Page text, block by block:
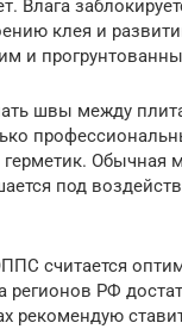
Влага
клея и
и
швы между
Обычная
под
считается
регионов РФ
рекомендую